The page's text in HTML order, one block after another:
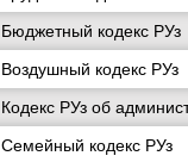
Бюджетный кодекс РУз
Воздушный кодекс РУз
Кодекс РУз об
Семейный кодекс РУз